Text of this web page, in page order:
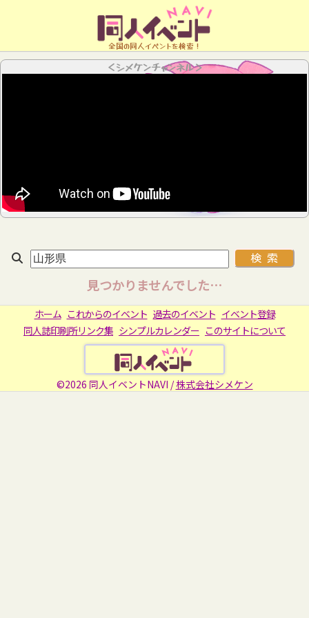
全国の同人イベントを検索！
＜シメケンチャンネル＞
見つかりませんでした…
ホーム これからのイベント 過去のイベント イベント登録
同人誌印刷所リンク集 シンプルカレンダー このサイトについて
©2026 同人イベントNAVI /株式会社シメケン